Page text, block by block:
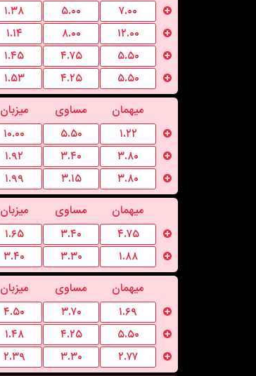
۱.۳۸ ۵.۰۰
۷.۰۰
۱.۱۴ ۸.۰۰
۱۲.۰۰
۱.۴۵ ۴.۷۵
۵.۵۰
۱.۵۳ ۴.۲۵
۵.۵۰
میزبان مساوی
میهمان
۱۰.۰۰ ۵.۵۰
۱.۲۲
۱.۹۲ ۳.۴۰
۳.۸۰
۱.۹۹ ۳.۱۵
۳.۸۰
میزبان مساوی
میهمان
۱.۶۵ ۳.۴۰
۴.۷۵
۳.۴۰ ۳.۳۰
۱.۸۸
میزبان مساوی
میهمان
۴.۵۰ ۳.۷۰
۱.۶۹
۱.۴۸ ۴.۲۵
۵.۵۰
۲.۳۹ ۳.۳۰
۲.۷۷